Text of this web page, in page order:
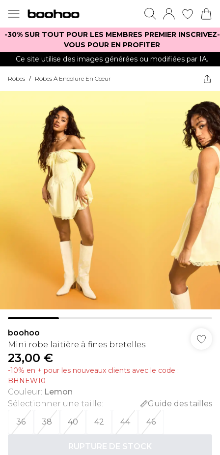
-30% SUR TOUT POUR LES MEMBRES PREMIER INSCRIVEZ-
VOUS POUR EN PROFITER
Ce site utilise des images générées ou modifiées par IA.
Robes / Robes À Encolure En Cœur
boohoo
Mini robe laitière à fines bretelles
23,00 €
-10% en + pour les nouveaux clients avec le code :
BHNEW10
Couleur: Lemon
Sélectionner une taille:
Guide des tailles
36
38 40 42 44 46
RUPTURE DE STOCK